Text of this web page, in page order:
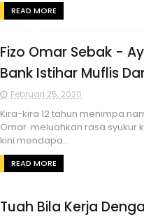
READ MORE
Fizo Omar Sebak -
Bank Istihar Muflis
Februari 25, 2020
Kira-kira 12 tahun menimpa
Omar meluahkan rasa syukur
kini mendapa...
READ MORE
Tuah Bila Kerja